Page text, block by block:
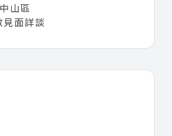
療品質的
好的牙醫人生。
山區
面詳談